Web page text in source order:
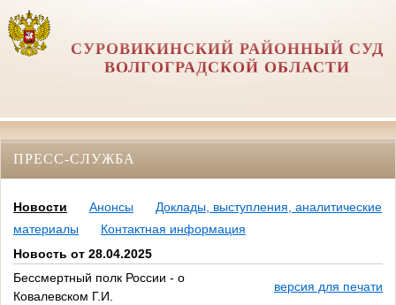
СУРОВИКИНСКИЙ РАЙОННЫЙ СУД
ВОЛГОГРАДСКОЙ ОБЛАСТИ
ПРЕСС-СЛУЖБА
Новости Анонсы
Доклады, выступления, аналитические
материалы
Контактная информация
Новость от 28.04.2025
Бессмертный полк России - о
Ковалевском Г.И.
версия для печати